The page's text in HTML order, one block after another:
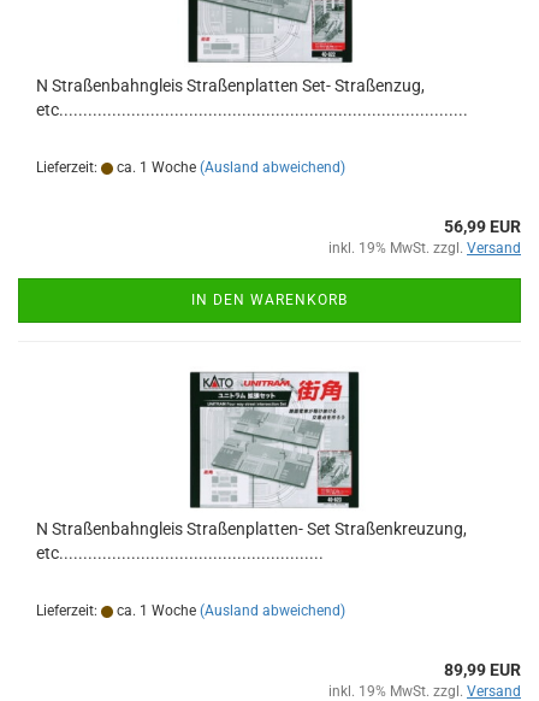
N Straßenbahngleis Straßenplatten Set- Straßenzug,
etc.....................................................................................
Lieferzeit: ca. 1 Woche (Ausland abweichend)
56,99 EUR
inkl. 19% MwSt. zzgl. Versand
IN DEN WARENKORB
N Straßenbahngleis Straßenplatten- Set Straßenkreuzung,
etc.......................................................
Lieferzeit: ca. 1 Woche (Ausland abweichend)
89,99 EUR
inkl. 19% MwSt. zzgl. Versand